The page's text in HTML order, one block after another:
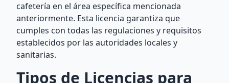
cafetería en el área específica mencionada
anteriormente. Esta licencia garantiza que
cumples con todas las regulaciones y requisitos
establecidos por las autoridades locales y
sanitarias.
Tipos de Licencias para